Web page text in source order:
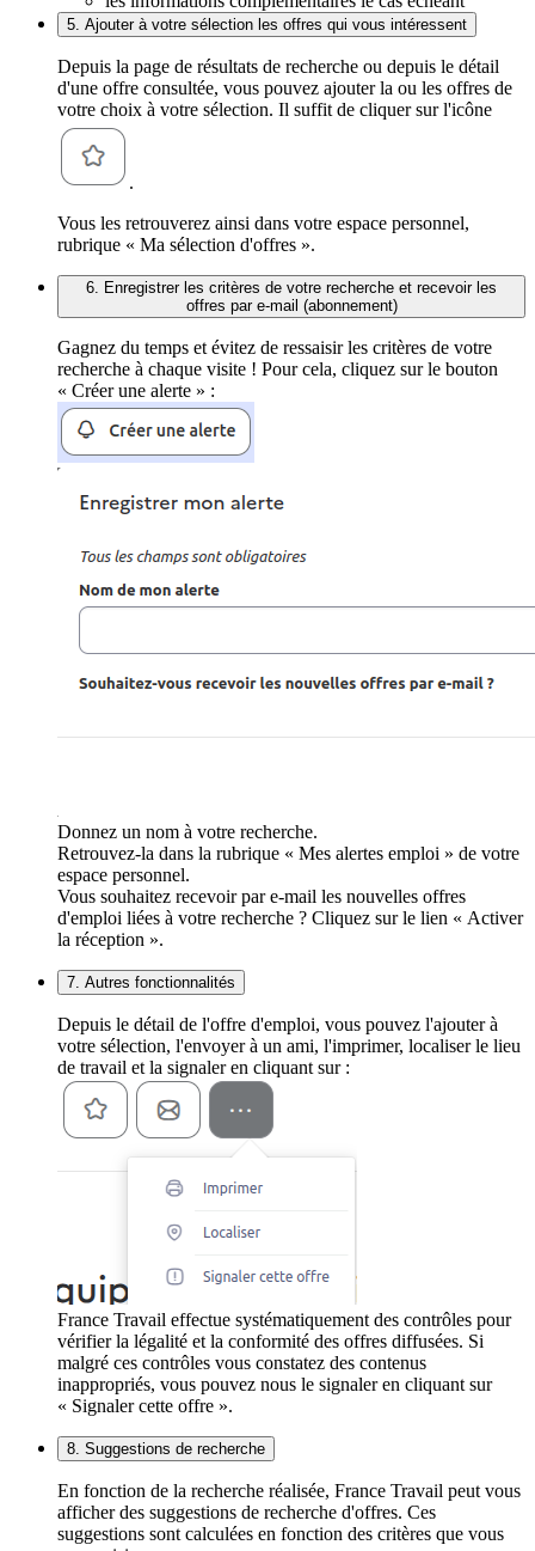
5. Ajouter à votre sélection les offres qui vous intéressent
Depuis la page de résultats de recherche ou depuis le détail
d'une offre consultée, vous pouvez ajouter la ou les offres de
votre choix à votre sélection. Il suffit de cliquer sur l'icône
.
Vous les retrouverez ainsi dans votre espace personnel,
rubrique « Ma sélection d'offres ».
6. Enregistrer les critères de votre recherche et recevoir les
offres par e-mail (abonnement)
Gagnez du temps et évitez de ressaisir les critères de votre
recherche à chaque visite ! Pour cela, cliquez sur le bouton
« Créer une alerte » :
Donnez un nom à votre recherche.
Retrouvez-la dans la rubrique « Mes alertes emploi » de votre
espace personnel.
Vous souhaitez recevoir par e-mail les nouvelles offres
d'emploi liées à votre recherche ? Cliquez sur le lien « Activer
la réception ».
7. Autres fonctionnalités
Depuis le détail de l'offre d'emploi, vous pouvez l'ajouter à
votre sélection, l'envoyer à un ami, l'imprimer, localiser le lieu
de travail et la signaler en cliquant sur :
France Travail effectue systématiquement des contrôles pour
vérifier la légalité et la conformité des offres diffusées. Si
malgré ces contrôles vous constatez des contenus
inappropriés, vous pouvez nous le signaler en cliquant sur
« Signaler cette offre ».
8. Suggestions de recherche
En fonction de la recherche réalisée, France Travail peut vous
afficher des suggestions de recherche d'offres. Ces
suggestions sont calculées en fonction des critères que vous